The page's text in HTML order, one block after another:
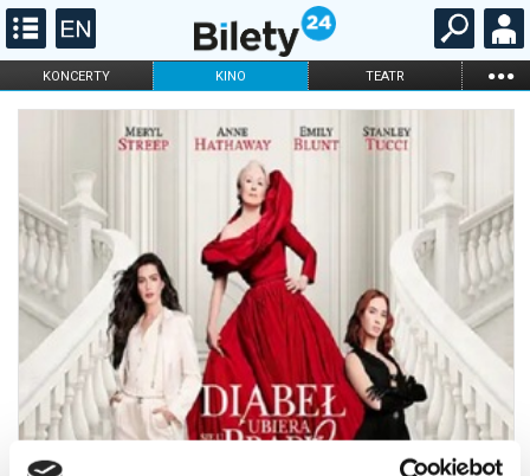
KONCERTY KINO TEATR ...
FILHARMONIA OPERA I BALET
ONLINE KARNETY